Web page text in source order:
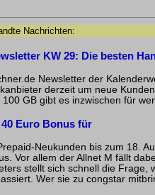
Nachrichten:
KW 29: Die besten
Newsletter der
derzeit um neue
GB gibt es inzwischen für
Euro Bonus für
Neukunden bis zum 18.
Vor allem der Allnet M fällt
stellt sich schnell die Frage,
Wer sie zu congstar